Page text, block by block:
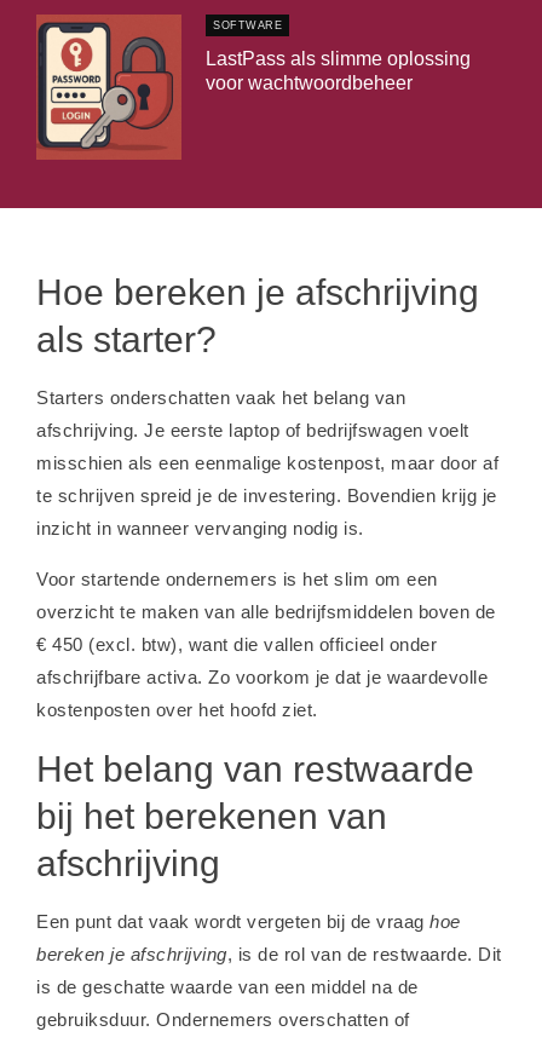
SOFTWARE
LastPass als slimme oplossing
voor wachtwoordbeheer
Hoe bereken je afschrijving
als starter?
Starters onderschatten vaak het belang van
afschrijving. Je eerste laptop of bedrijfswagen voelt
misschien als een eenmalige kostenpost, maar door af
te schrijven spreid je de investering. Bovendien krijg je
inzicht in wanneer vervanging nodig is.
Voor startende ondernemers is het slim om een
overzicht te maken van alle bedrijfsmiddelen boven de
€ 450 (excl. btw), want die vallen officieel onder
afschrijfbare activa. Zo voorkom je dat je waardevolle
kostenposten over het hoofd ziet.
Het belang van restwaarde
bij het berekenen van
afschrijving
Een punt dat vaak wordt vergeten bij de vraag hoe
bereken je afschrijving, is de rol van de restwaarde. Dit
is de geschatte waarde van een middel na de
gebruiksduur. Ondernemers overschatten of